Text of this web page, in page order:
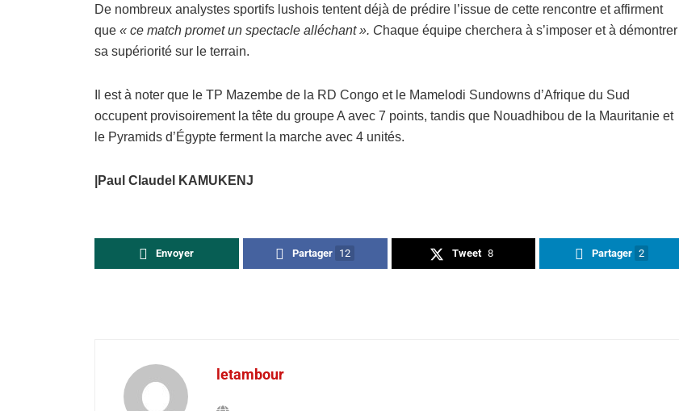
De nombreux analystes sportifs lushois tentent déjà de prédire l’issue de cette rencontre et affirment
que « ce match promet un spectacle alléchant ». Chaque équipe cherchera à s’imposer et à démontrer
sa supériorité sur le terrain.
Il est à noter que le TP Mazembe de la RD Congo et le Mamelodi Sundowns d’Afrique du Sud
occupent provisoirement la tête du groupe A avec 7 points, tandis que Nouadhibou de la Mauritanie et
le Pyramids d’Égypte ferment la marche avec 4 unités.
|Paul Claudel KAMUKENJ
Envoyer Partager 12 Tweet 8 Partager 2
letambour